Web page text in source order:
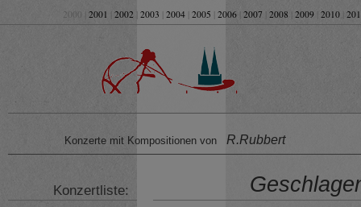
2000 | 2001 2002 2003 2004 2005 2006 2007 2008 2009 2010
Konzerte mit Kompositionen von R.Rubbert
Konzertliste: